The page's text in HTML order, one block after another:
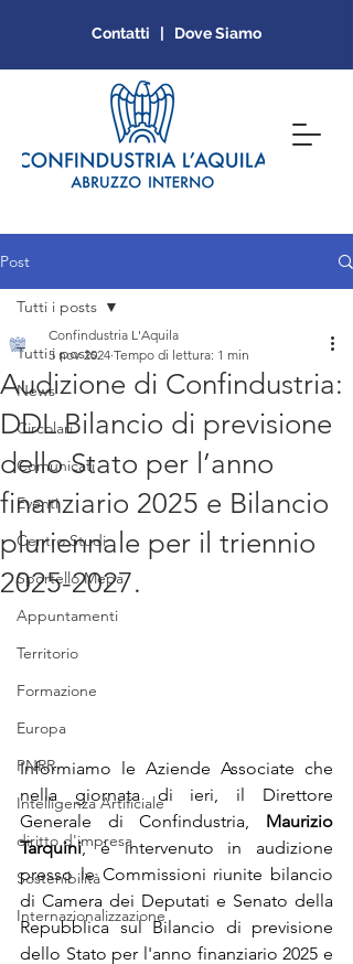
Contatti | Dove Siamo
Post
Tutti i posts
News
Circolari
Comunicati
Eventi
Centro Studi
Sportello Mepa
Appuntamenti
Territorio
Formazione
Europa
PNRR
Intelligenza Artificiale
diritto d'impresa
Sostenibilità
Internazionalizzazione
Tutti i posts
Audizione di Confindustria:
DDL Bilancio di previsione
dello Stato per l’anno
finanziario 2025 e Bilancio
pluriennale per il triennio
2025-2027.
Confindustria L'Aquila
5 nov 2024 Tempo di lettura: 1 min
Informiamo le Aziende Associate che
nella giornata di ieri, il Direttore
Generale di Confindustria, Maurizio
Tarquini, è intervenuto in audizione
presso le Commissioni riunite bilancio
di Camera dei Deputati e Senato della
Repubblica sul Bilancio di previsione
dello Stato per l'anno finanziario 2025 e